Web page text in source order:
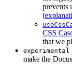
prevents
(
CSS
that we
make the